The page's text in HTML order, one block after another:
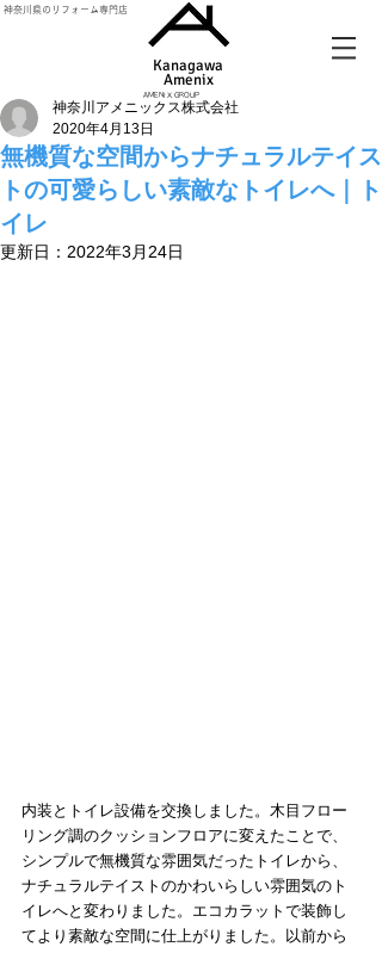
神奈川県のリフォーム専門店
Kanagawa
Amenix​
AMENIX GROUP
無機質な空間からナチュラルテイス
トの可愛らしい素敵なトイレへ｜ト
イレ
神奈川アメニックス株式会社
2020年4月13日
更新日： 2022年3月24日
内装とトイレ設備を交換しました。木目フロー
リング調のクッションフロアに変えたことで、
シンプルで無機質な雰囲気だったトイレから、
ナチュラルテイストのかわいらしい雰囲気のト
イレへと変わりました。エコカラットで装飾し
てより素敵な空間に仕上がりました。以前から